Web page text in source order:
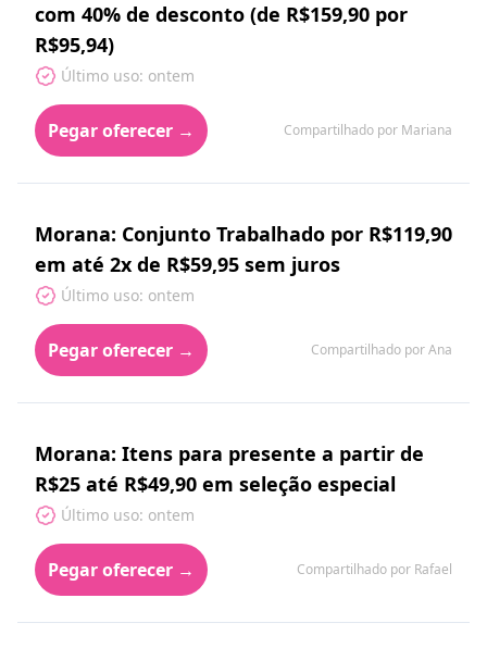
com 40% de desconto (de R$159,90 por
R$95,94)
Último uso: ontem
Pegar oferecer → Compartilhado por Mariana
Morana: Conjunto Trabalhado por R$119,90
em até 2x de R$59,95 sem juros
Último uso: ontem
Pegar oferecer → Compartilhado por Ana
Morana: Itens para presente a partir de
R$25 até R$49,90 em seleção especial
Último uso: ontem
Pegar oferecer → Compartilhado por Rafael